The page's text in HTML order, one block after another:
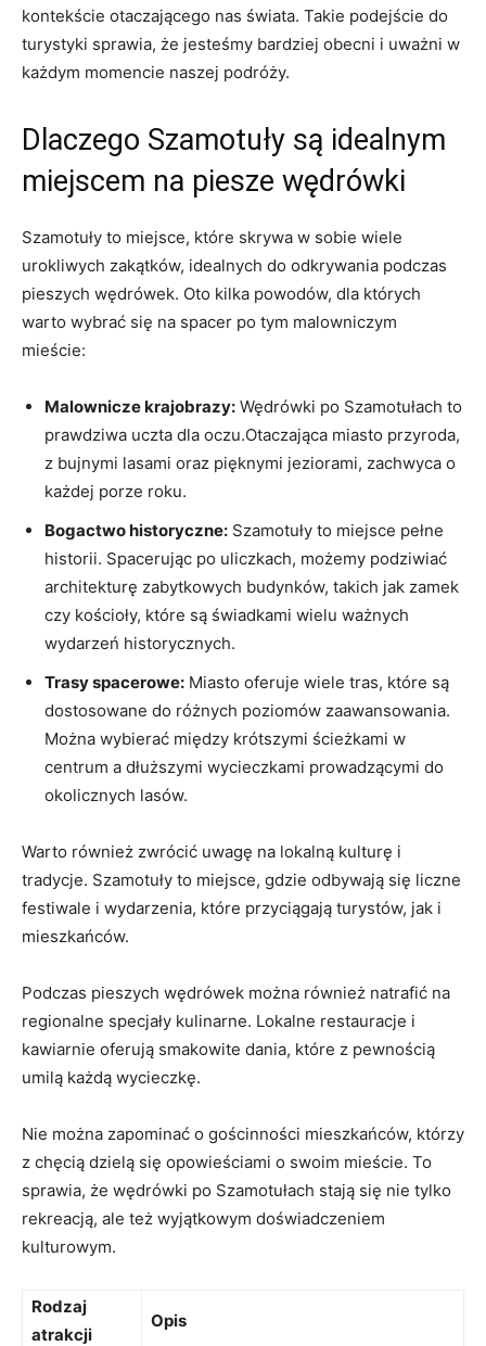
kontekście otaczającego nas świata. Takie podejście do
turystyki sprawia, że jesteśmy bardziej obecni i uważni w
każdym momencie naszej podróży.
Dlaczego Szamotuły są idealnym
miejscem na piesze wędrówki
Szamotuły to miejsce, które skrywa w sobie wiele
urokliwych zakątków, idealnych do odkrywania podczas
pieszych wędrówek. Oto kilka powodów, dla których
warto wybrać się na spacer po tym malowniczym
mieście:
Malownicze krajobrazy: Wędrówki po Szamotułach to
prawdziwa uczta dla oczu.Otaczająca miasto przyroda,
z bujnymi lasami oraz pięknymi jeziorami, zachwyca o
każdej porze roku.
Bogactwo historyczne: Szamotuły to miejsce pełne
historii. Spacerując po uliczkach, możemy podziwiać
architekturę zabytkowych budynków, takich jak zamek
czy kościoły, które są świadkami wielu ważnych
wydarzeń historycznych.
Trasy spacerowe: Miasto oferuje wiele tras, które są
dostosowane do różnych poziomów zaawansowania.
Można wybierać między krótszymi ścieżkami w
centrum a dłuższymi wycieczkami prowadzącymi do
okolicznych lasów.
Warto również zwrócić uwagę na lokalną kulturę i
tradycje. Szamotuły to miejsce, gdzie odbywają się liczne
festiwale i wydarzenia, które przyciągają turystów, jak i
mieszkańców.
Podczas pieszych wędrówek można również natrafić na
regionalne specjały kulinarne. Lokalne restauracje i
kawiarnie oferują smakowite dania, które z pewnością
umilą każdą wycieczkę.
Nie można zapominać o gościnności mieszkańców, którzy
z chęcią dzielą się opowieściami o swoim mieście. To
sprawia, że wędrówki po Szamotułach stają się nie tylko
rekreacją, ale też wyjątkowym doświadczeniem
kulturowym.
Rodzaj
atrakcji
Opis